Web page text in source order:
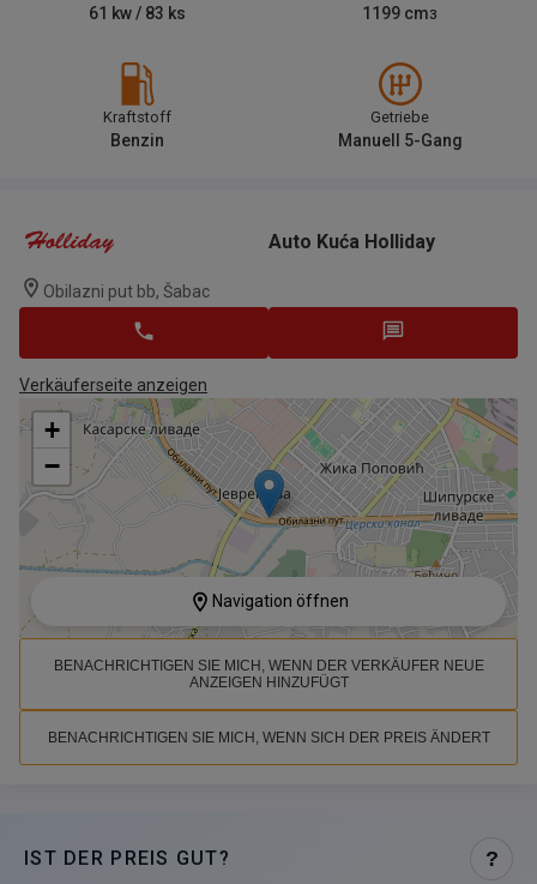
61 kw / 83 ks 1199 cm3
Kraftstoff
Benzin
Getriebe
Manuell 5-Gang
Auto Kuća Holliday
Obilazni put bb, Šabac
Verkäuferseite anzeigen
+
−
Navigation öffnen
BENACHRICHTIGEN SIE MICH, WENN DER VERKÄUFER NEUE
ANZEIGEN HINZUFÜGT
BENACHRICHTIGEN SIE MICH, WENN SICH DER PREIS ÄNDERT
IST DER PREIS GUT? ?